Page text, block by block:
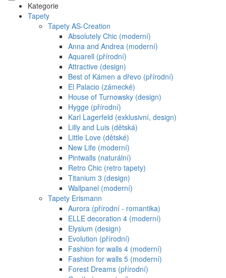
Kategorie
Tapety
Tapety AS-Creation
Absolutely Chic (moderní)
Anna and Andrea (moderní)
Aquarell (přírodní)
Attractive (design)
Best of Kámen a dřevo (přírodní)
El Palacio (zámecké)
House of Turnowsky (design)
Hygge (přírodní)
Karl Lagerfeld (exklusivní, design)
Lilly and Luis (dětská)
Little Love (dětské)
New Life (moderní)
Pintwalls (naturální)
Retro Chic (retro tapety)
Titanium 3 (design)
Wallpanel (moderní)
Tapety Erismann
Aurora (přírodní - romantika)
ELLE decoration 4 (moderní)
Elysium (design)
Evolution (přírodní)
Fashion for walls 4 (moderní)
Fashion for walls 5 (moderní)
Forest Dreams (přírodní)